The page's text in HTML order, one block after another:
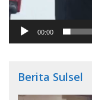
00:00
Berita Sulsel